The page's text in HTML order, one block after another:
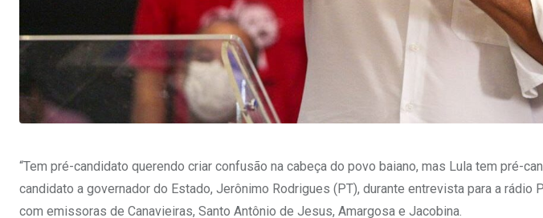
“Tem pré-candidato querendo criar confusão na cabeça do povo baiano, mas Lula tem pré-
candidato a governador do Estado, Jerônimo Rodrigues (PT), durante entrevista para a rádio
com emissoras de Canavieiras, Santo Antônio de Jesus, Amargosa e Jacobina.